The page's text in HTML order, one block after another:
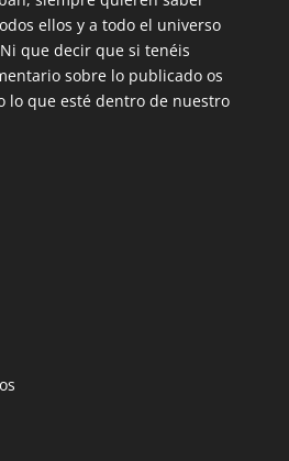
ellos y a todo el universo
que decir que si tenéis
sobre lo publicado os
lo que esté dentro de nuestro